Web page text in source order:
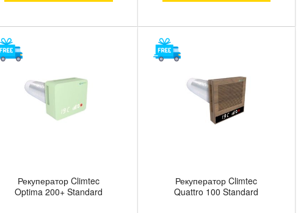
Рекуператор Climtec
Optima 200+ Standard
Рекуператор Climtec
Quattro 100 Standard